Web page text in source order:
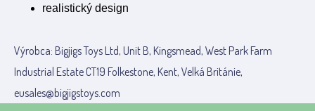
realistický design
Výrobca: Bigjigs Toys Ltd, Unit B, Kingsmead, West Park Farm
Industrial Estate CT19 Folkestone, Kent, Velká Británie,
eusales@bigjigstoys.com